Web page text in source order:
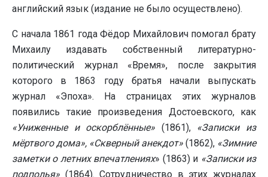
английский язык (издание не было осуществлено).
С начала 1861 года Фёдор Михайлович помогал брату
Михаилу издавать собственный литературно-
политический журнал «Время», после закрытия
которого в 1863 году братья начали выпускать
журнал «Эпоха». На страницах этих журналов
появились такие произведения Достоевского, как
«Униженные и оскорблённые» (1861), «Записки из
мёртвого дома», «Скверный анекдот» (1862), «Зимние
заметки о летних впечатлениях» (1863) и «Записки из
подполья» (1864). Сотрудничество в этих журналах